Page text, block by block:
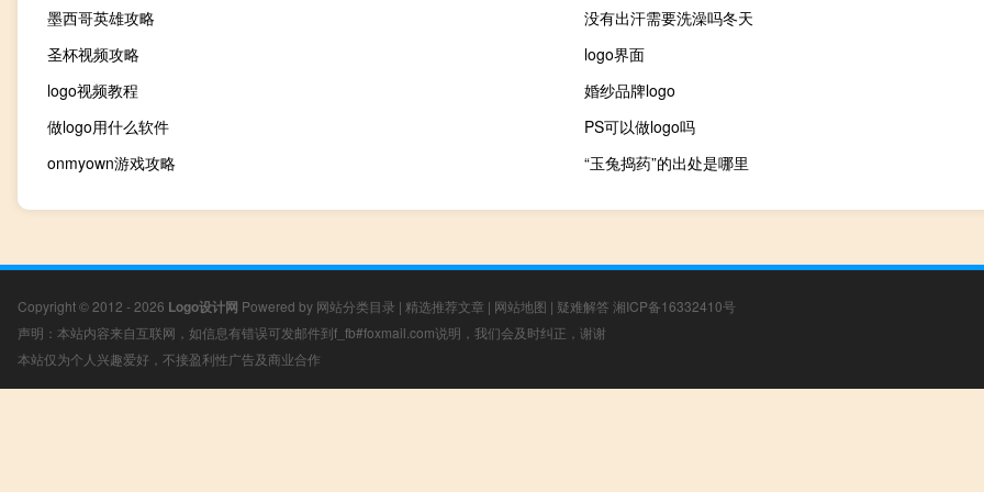
墨西哥英雄攻略
没有出汗需要洗澡吗冬天
圣杯视频攻略
logo界面
logo视频教程
婚纱品牌logo
做logo用什么软件
PS可以做logo吗
onmyown游戏攻略
“玉兔捣药”的出处是哪里
Copyright © 2012 - 2026 Logo设计网 Powered by 网站分类目录 | 精选推荐文章 | 网站地图 | 疑难解答 湘ICP备16332410号
声明：本站内容来自互联网，如信息有错误可发邮件到f_fb#foxmail.com说明，我们会及时纠正，谢谢
本站仅为个人兴趣爱好，不接盈利性广告及商业合作